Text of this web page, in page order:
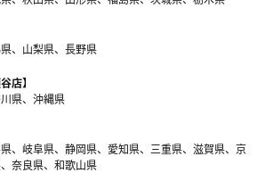
、山梨県、長野県
店】
県、沖縄県
、岐阜県、静岡県、愛知県、三重県、滋賀県、京
奈良県、和歌山県